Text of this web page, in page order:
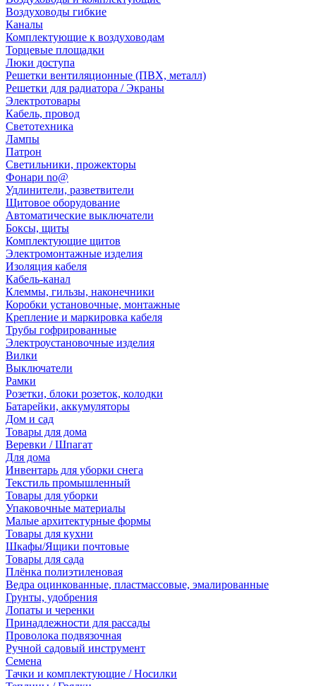
Воздуховоды гибкие
Каналы
Комплектующие к воздуховодам
Торцевые площадки
Люки доступа
Решетки вентиляционные (ПВХ, металл)
Решетки для радиатора / Экраны
Электротовары
Кабель, провод
Светотехника
Лампы
Патрон
Светильники, прожекторы
Фонари no@
Удлинители, разветвители
Щитовое оборудование
Автоматические выключатели
Боксы, щиты
Комплектующие щитов
Электромонтажные изделия
Изоляция кабеля
Кабель-канал
Клеммы, гильзы, наконечники
Коробки установочные, монтажные
Крепление и маркировка кабеля
Трубы гофрированные
Электроустановочные изделия
Вилки
Выключатели
Рамки
Розетки, блоки розеток, колодки
Батарейки, аккумуляторы
Дом и сад
Товары для дома
Веревки / Шпагат
Для дома
Инвентарь для уборки снега
Текстиль промышленный
Товары для уборки
Упаковочные материалы
Малые архитектурные формы
Товары для кухни
Шкафы/Ящики почтовые
Товары для сада
Плёнка полиэтиленовая
Ведра оцинкованные, пластмассовые, эмалированные
Грунты, удобрения
Лопаты и черенки
Принадлежности для рассады
Проволока подвязочная
Ручной садовый инструмент
Семена
Тачки и комплектующие / Носилки